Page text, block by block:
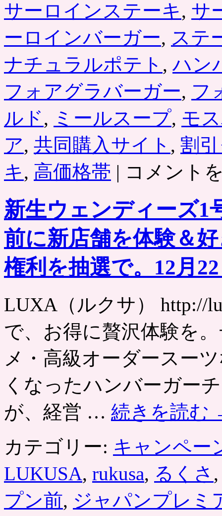
ッ
ク
ス・
フ
ン
チ
フ
ラ
フ
ォ
ア
グ
ロ
ッ
ー
ニ
な
ど
が
額。
グ
ポ
ン
は
サーロインステーキ, サ
ーロインバーガー, ステ
ナチュラルポテト ,ハン
フォアグラバーガー, フ
ルド, ミールスープ, モ
ア, 共同購入サイト , 割
キ, 高価格帯 |
ン
ー
キ
バ
ー
ガ
に
ナ
ュ
ラ
ル
ポ
ト・
ミ
ー
ル
ス
プ
が
い
デ
ィ
コメント
新生ウェンディーズ1
前に新店舗を体験＆
権利を抽選で。12月
LUXA（ルクサ） http://
で、お得に贅沢体験を
メ・高級オーダースー
くなったハンバーガー
が、経営 … 続きを読む
カテゴリー: キャンペー
LUKUSA, rukusa, るくさ
プン前, ジャパンプレミ